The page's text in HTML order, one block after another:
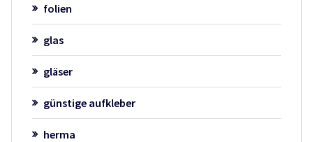
folien
glas
gläser
günstige aufkleber
herma